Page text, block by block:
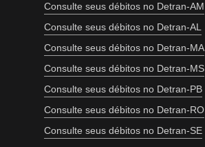
Consulte seus débitos no Detran-AM
Consulte seus débitos no Detran-AL
Consulte seus débitos no Detran-MA
Consulte seus débitos no Detran-MS
Consulte seus débitos no Detran-PB
Consulte seus débitos no Detran-RO
Consulte seus débitos no Detran-SE